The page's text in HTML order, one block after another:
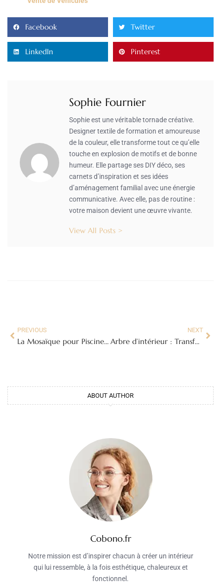
Facebook Twitter
LinkedIn Pinterest
Sophie Fournier
Sophie est une véritable tornade créative.
Designer textile de formation et amoureuse
de la couleur, elle transforme tout ce qu’elle
touche en explosion de motifs et de bonne
humeur. Elle partage ses DIY déco, ses
carnets d’inspiration et ses idées
d’aménagement familial avec une énergie
communicative. Avec elle, pas de routine :
votre maison devient une œuvre vivante.
View All Posts >
PREVIOUS
La Mosaïque pour Piscine : Guide Complet pour un Revêtement Élégant et Durable
NEXT
Arbre d’intérieur : Transformez votre maison en un havre de paix verdoyant
ABOUT AUTHOR
Cobono.fr
Notre mission est d’inspirer chacun à créer un intérieur
qui lui ressemble, à la fois esthétique, chaleureux et
fonctionnel.